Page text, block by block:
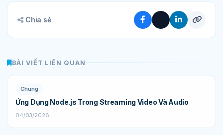
Chia sẻ
BÀI VIẾT LIÊN QUAN
Chung
Ứng Dụng Node.js Trong Streaming Video Và Audio
04/03/2026